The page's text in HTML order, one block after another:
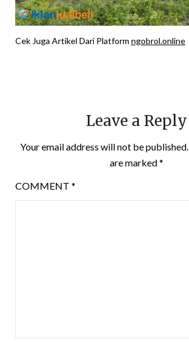
Cek Juga Artikel Dari Platform ngobrol.online
Leave a Reply
Your email address will not be published.
are marked*
COMMENT *